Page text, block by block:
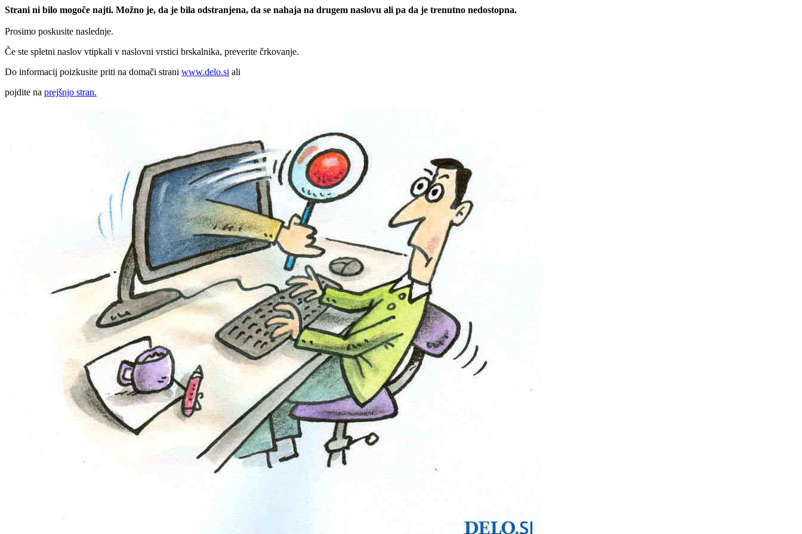
Strani ni bilo mogoče najti. Možno je, da je bila odstranjena, da se nahaja na drugem naslovu ali pa da je trenutno nedostopna.
Prosimo poskusite naslednje.
Če ste spletni naslov vtipkali v naslovni vrstici brskalnika, preverite črkovanje.
Do informacij poizkusite priti na domači strani www.delo.si ali
pojdite na prejšnjo stran.